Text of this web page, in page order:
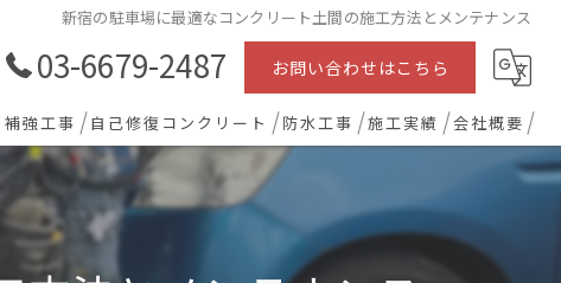
新宿の駐車場に最適なコンクリート土間の施工方法とメンテナンス
03-6679-2487 お問い合わせはこちら
強工事 自己修復コンクリート 防水工事 施工実績 会社概要